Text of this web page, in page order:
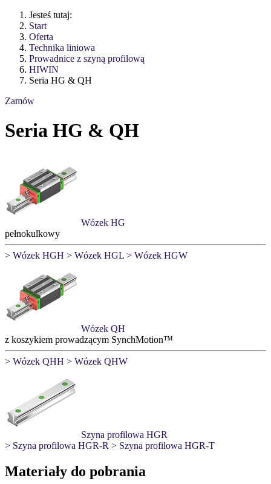
Jesteś tutaj:
Start
Oferta
Technika liniowa
Prowadnice z szyną profilową
HIWIN
Seria HG & QH
Zamów
Seria HG & QH
Wózek HG
pełnokulkowy
> Wózek HGH > Wózek HGL > Wózek HGW
Wózek QH
z koszykiem prowadzącym SynchMotion™
> Wózek QHH > Wózek QHW
Szyna profilowa HGR
> Szyna profilowa HGR-R > Szyna profilowa HGR-T
Materiały do pobrania